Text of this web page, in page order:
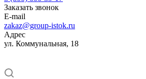
Заказать звонок
E-mail
zakaz@group-istok.ru
Адрес
ул. Коммунальная, 18